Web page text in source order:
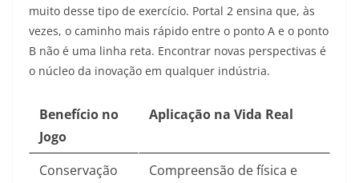
muito desse tipo de exercício. Portal 2 ensina que, às
vezes, o caminho mais rápido entre o ponto A e o ponto
B não é uma linha reta. Encontrar novas perspectivas é
o núcleo da inovação em qualquer indústria.
Benefício no
Jogo
Aplicação na Vida Real
Conservação
Compreensão de física e